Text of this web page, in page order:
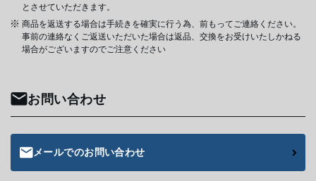
とさせていただきます。
商品を返送する場合は手続きを確実に行う為、前もってご連絡ください。
事前の連絡なくご返送いただいた場合は返品、交換をお受けいたしかねる
場合がございますのでご注意ください
お問い合わせ
メールでのお問い合わせ